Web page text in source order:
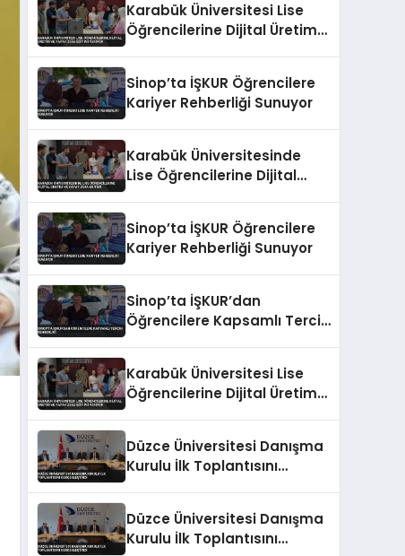
Karabük Üniversitesi Lise
Öğrencilerine Dijital Üretim
Sinop’ta İŞKUR Öğrencilere
Kariyer Rehberliği Sunuyor
Karabük Üniversitesinde
Lise Öğrencilerine Dijital
Sinop’ta İŞKUR Öğrencilere
Kariyer Rehberliği Sunuyor
Sinop’ta İŞKUR’dan
Öğrencilere Kapsamlı Tercih
Karabük Üniversitesi Lise
Öğrencilerine Dijital Üretim
Düzce Üniversitesi Danışma
Kurulu İlk Toplantısını
Düzce Üniversitesi Danışma
Kurulu İlk Toplantısını